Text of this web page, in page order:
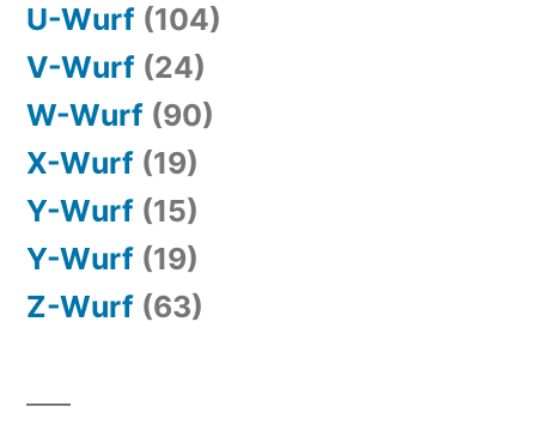
U-Wurf (104)
V-Wurf (24)
W-Wurf (90)
X-Wurf (19)
Y-Wurf (15)
Y-Wurf (19)
Z-Wurf (63)